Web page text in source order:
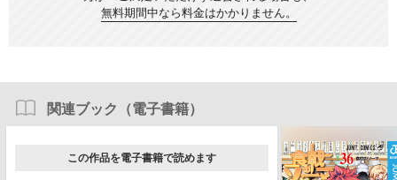
無料期間中なら料金はかかりません。
関連ブック（電子書籍）
この作品を電子書籍で読めます